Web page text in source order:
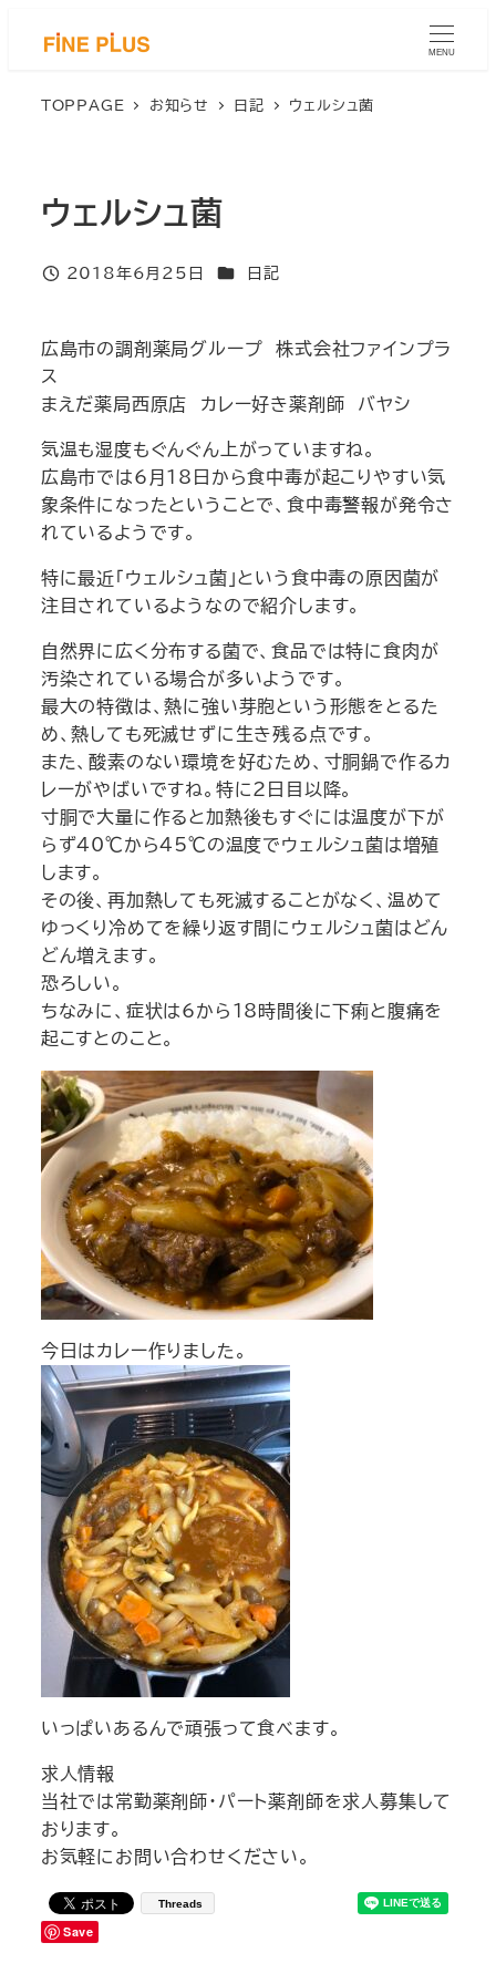
MENU
TOPPAGE お知らせ 日記 ウェルシュ菌
ウェルシュ菌
投稿日
2018年6月25日 カテゴリー
日記
広島市の調剤薬局グループ 株式会社ファインプラ
ス
まえだ薬局西原店 カレー好き薬剤師 バヤシ
気温も湿度もぐんぐん上がっていますね。
広島市では6月18日から食中毒が起こりやすい気
象条件になったということで、食中毒警報が発令さ
れているようです。
特に最近「ウェルシュ菌」という食中毒の原因菌が
注目されているようなので紹介します。
自然界に広く分布する菌で、食品では特に食肉が
汚染されている場合が多いようです。
最大の特徴は、熱に強い芽胞という形態をとるた
め、熱しても死滅せずに生き残る点です。
また、酸素のない環境を好むため、寸胴鍋で作るカ
レーがやばいですね。特に2日目以降。
寸胴で大量に作ると加熱後もすぐには温度が下が
らず40℃から45℃の温度でウェルシュ菌は増殖
します。
その後、再加熱しても死滅することがなく、温めて
ゆっくり冷めてを繰り返す間にウェルシュ菌はどん
どん増えます。
恐ろしい。
ちなみに、症状は6から18時間後に下痢と腹痛を
起こすとのこと。
今日はカレー作りました。
いっぱいあるんで頑張って食べます。
求人情報
当社では常勤薬剤師・パート薬剤師を求人募集して
おります。
お気軽にお問い合わせください。
Threads
Save